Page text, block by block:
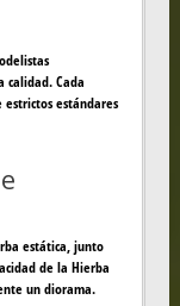
calidad. Cada
estándares
estática, junto
de la Hierba
un diorama.